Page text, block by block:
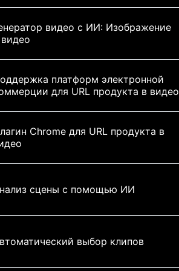
видео с ИИ: Изображение
платформ электронной
для URL продукта в видео
Chrome для URL продукта в
сцены с помощью ИИ
выбор клипов